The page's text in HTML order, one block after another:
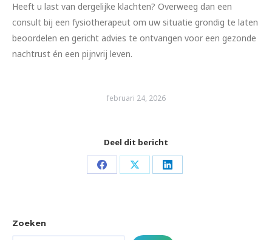
Heeft u last van dergelijke klachten? Overweeg dan een
consult bij een fysiotherapeut om uw situatie grondig te laten
beoordelen en gericht advies te ontvangen voor een gezonde
nachtrust én een pijnvrij leven.
februari 24, 2026
Deel dit bericht
Share Share Share
Zoeken